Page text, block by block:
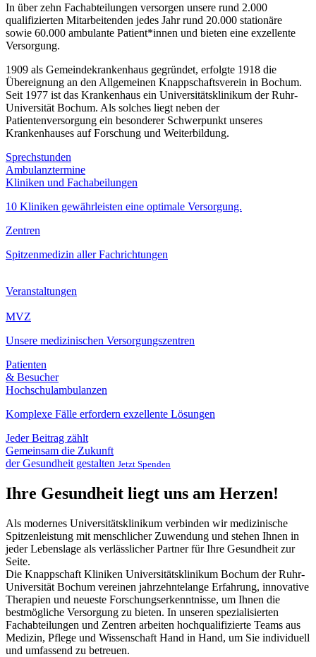
In über zehn Fachabteilungen versorgen unsere rund 2.000
qualifizierten Mitarbeitenden jedes Jahr rund 20.000 stationäre
sowie 60.000 ambulante Patient*innen und bieten eine exzellente
Versorgung.
1909 als Gemeindekrankenhaus gegründet, erfolgte 1918 die
Übereignung an den Allgemeinen Knappschaftsverein in Bochum.
Seit 1977 ist das Krankenhaus ein Universitätsklinikum der Ruhr-
Universität Bochum. Als solches liegt neben der
Patientenversorgung ein besonderer Schwerpunkt unseres
Krankenhauses auf Forschung und Weiterbildung.
Sprechstunden
Ambulanztermine
Kliniken und Fachabeilungen
10 Kliniken gewährleisten eine optimale Versorgung.
Zentren
Spitzenmedizin aller Fachrichtungen
Veranstaltungen
MVZ
Unsere medizinischen Versorgungszentren
Patienten
& Besucher
Hochschulambulanzen
Komplexe Fälle erfordern exzellente Lösungen
Jeder Beitrag zählt
Gemeinsam die Zukunft
der Gesundheit gestalten Jetzt Spenden
Ihre Gesundheit liegt uns am Herzen!
Als modernes Universitätsklinikum verbinden wir medizinische
Spitzenleistung mit menschlicher Zuwendung und stehen Ihnen in
jeder Lebenslage als verlässlicher Partner für Ihre Gesundheit zur
Seite.
Die Knappschaft Kliniken Universitätsklinikum Bochum der Ruhr-
Universität Bochum vereinen jahrzehntelange Erfahrung, innovative
Therapien und neueste Forschungserkenntnisse, um Ihnen die
bestmögliche Versorgung zu bieten. In unseren spezialisierten
Fachabteilungen und Zentren arbeiten hochqualifizierte Teams aus
Medizin, Pflege und Wissenschaft Hand in Hand, um Sie individuell
und umfassend zu betreuen.